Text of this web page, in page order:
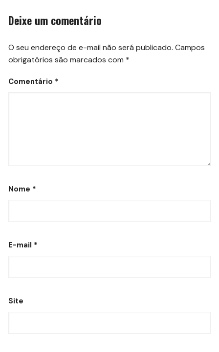
Deixe um comentário
O seu endereço de e-mail não será publicado. Campos
obrigatórios são marcados com *
Comentário *
Nome *
E-mail *
Site